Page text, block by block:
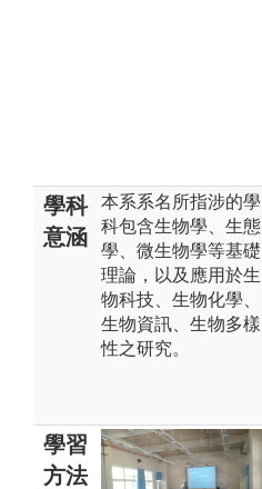
學科
意涵
本系系名所指涉的學
科包含生物學、生態
學、微生物學等基礎
理論，以及應用於生
物科技、生物化學、
生物資訊、生物多樣
性之研究。
學習
方法